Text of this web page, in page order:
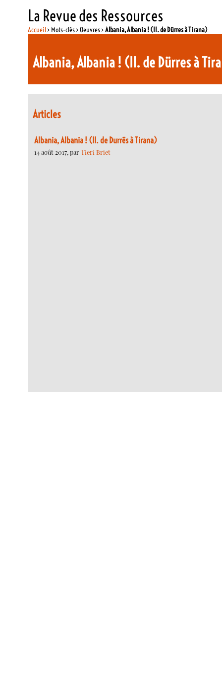
La Revue des Ressources
Accueil> Mots-clés > Oeuvres >Albania, Albania ! (II. de Dürres à Tirana)
Albania, Albania ! (II. de Dürres à
Articles
Albania, Albania ! (II. de Durrës à Tirana)
14 août 2017, parTieri Briet